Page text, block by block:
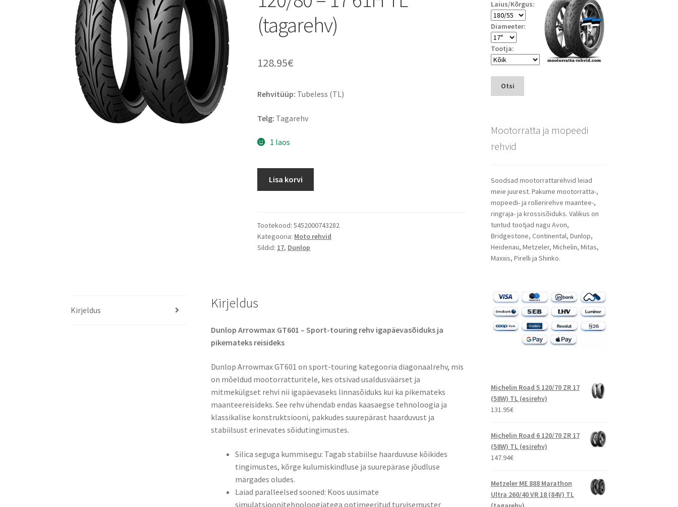
(tagarehv)
128.95€
Rehvitüüp: Tubeless (TL)
Telg: Tagarehv
1 laos
120/80
-
17
kogus
Lisa korvi
Tootekood:5452000743282
Kategooria: Moto rehvid
Sildid: 17, Dunlop
Kirjeldus Kirjeldus
Dunlop Arrowmax GT601 – Sport-touring rehv igapäevasõiduks ja
pikemateks reisideks
Dunlop Arrowmax GT601 on sport-touring kategooria diagonaalrehv, mis
on mõeldud mootorratturitele, kes otsivad usaldusväärset ja
mitmekülgset rehvi nii igapäevaseks linnasõiduks kui ka pikemateks
maanteereisideks. See rehv ühendab endas kaasaegse tehnoloogia ja
klassikalise konstruktsiooni, pakkudes suurepärast haarduvust ja
stabiilsust erinevates sõidutingimustes.​
Silica seguga kummisegu: Tagab stabiilse haarduvuse kõikides
tingimustes, kõrge kulumiskindluse ja suurepärase jõudluse
märgades oludes.​
Laiad paralleelsed sooned: Koos uusimate
simulatsioonitehnoloogiatega optimeeritud turvisemuster
Laius/Kõrgus:
Diameeter:
Tootja:
Otsi
Mootorratta ja mopeedi
rehvid
Soodsad mootorrattarehvid leiad
meie juurest. Pakume mootorratta-,
mopeedi- ja rollerirehve maantee-,
ringraja- ja krossisõiduks. Valikus on
tuntud tootjad nagu Avon,
Bridgestone, Continental, Dunlop,
Heidenau, Metzeler, Michelin, Mitas,
Maxxis, Pirelli ja Shinko.
Michelin Road 5 120/70 ZR 17
(58W) TL (esirehv)
131.95€
Michelin Road 6 120/70 ZR 17
(58W) TL (esirehv)
147.94€
Metzeler ME 888 Marathon
Ultra 260/40 VR 18 (84V) TL